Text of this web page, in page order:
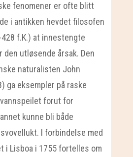
fenomener er ofte blitt
i antikken hevdet filosofen
f.K.) at innestengte
den utløsende årsak. Den
naturalisten John
ga eksempler på raske
forut for
kunne bli både
I forbindelse med
i Lisboa i 1755 fortelles om